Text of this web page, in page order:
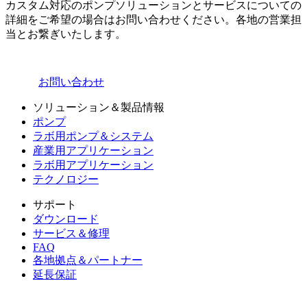
カスタム対応のポンプソリューションとサービスについての
詳細をご希望の場合はお問い合わせください。各地の営業担
当とお繋ぎいたします。
お問い合わせ
ソリューション＆製品情報
ポンプ
ラボ用ポンプ＆システム
産業用アプリケーション
ラボ用アプリケーション
テクノロジー
サポート
ダウンロード
サービス＆修理
FAQ
各地拠点＆パートナー
延長保証